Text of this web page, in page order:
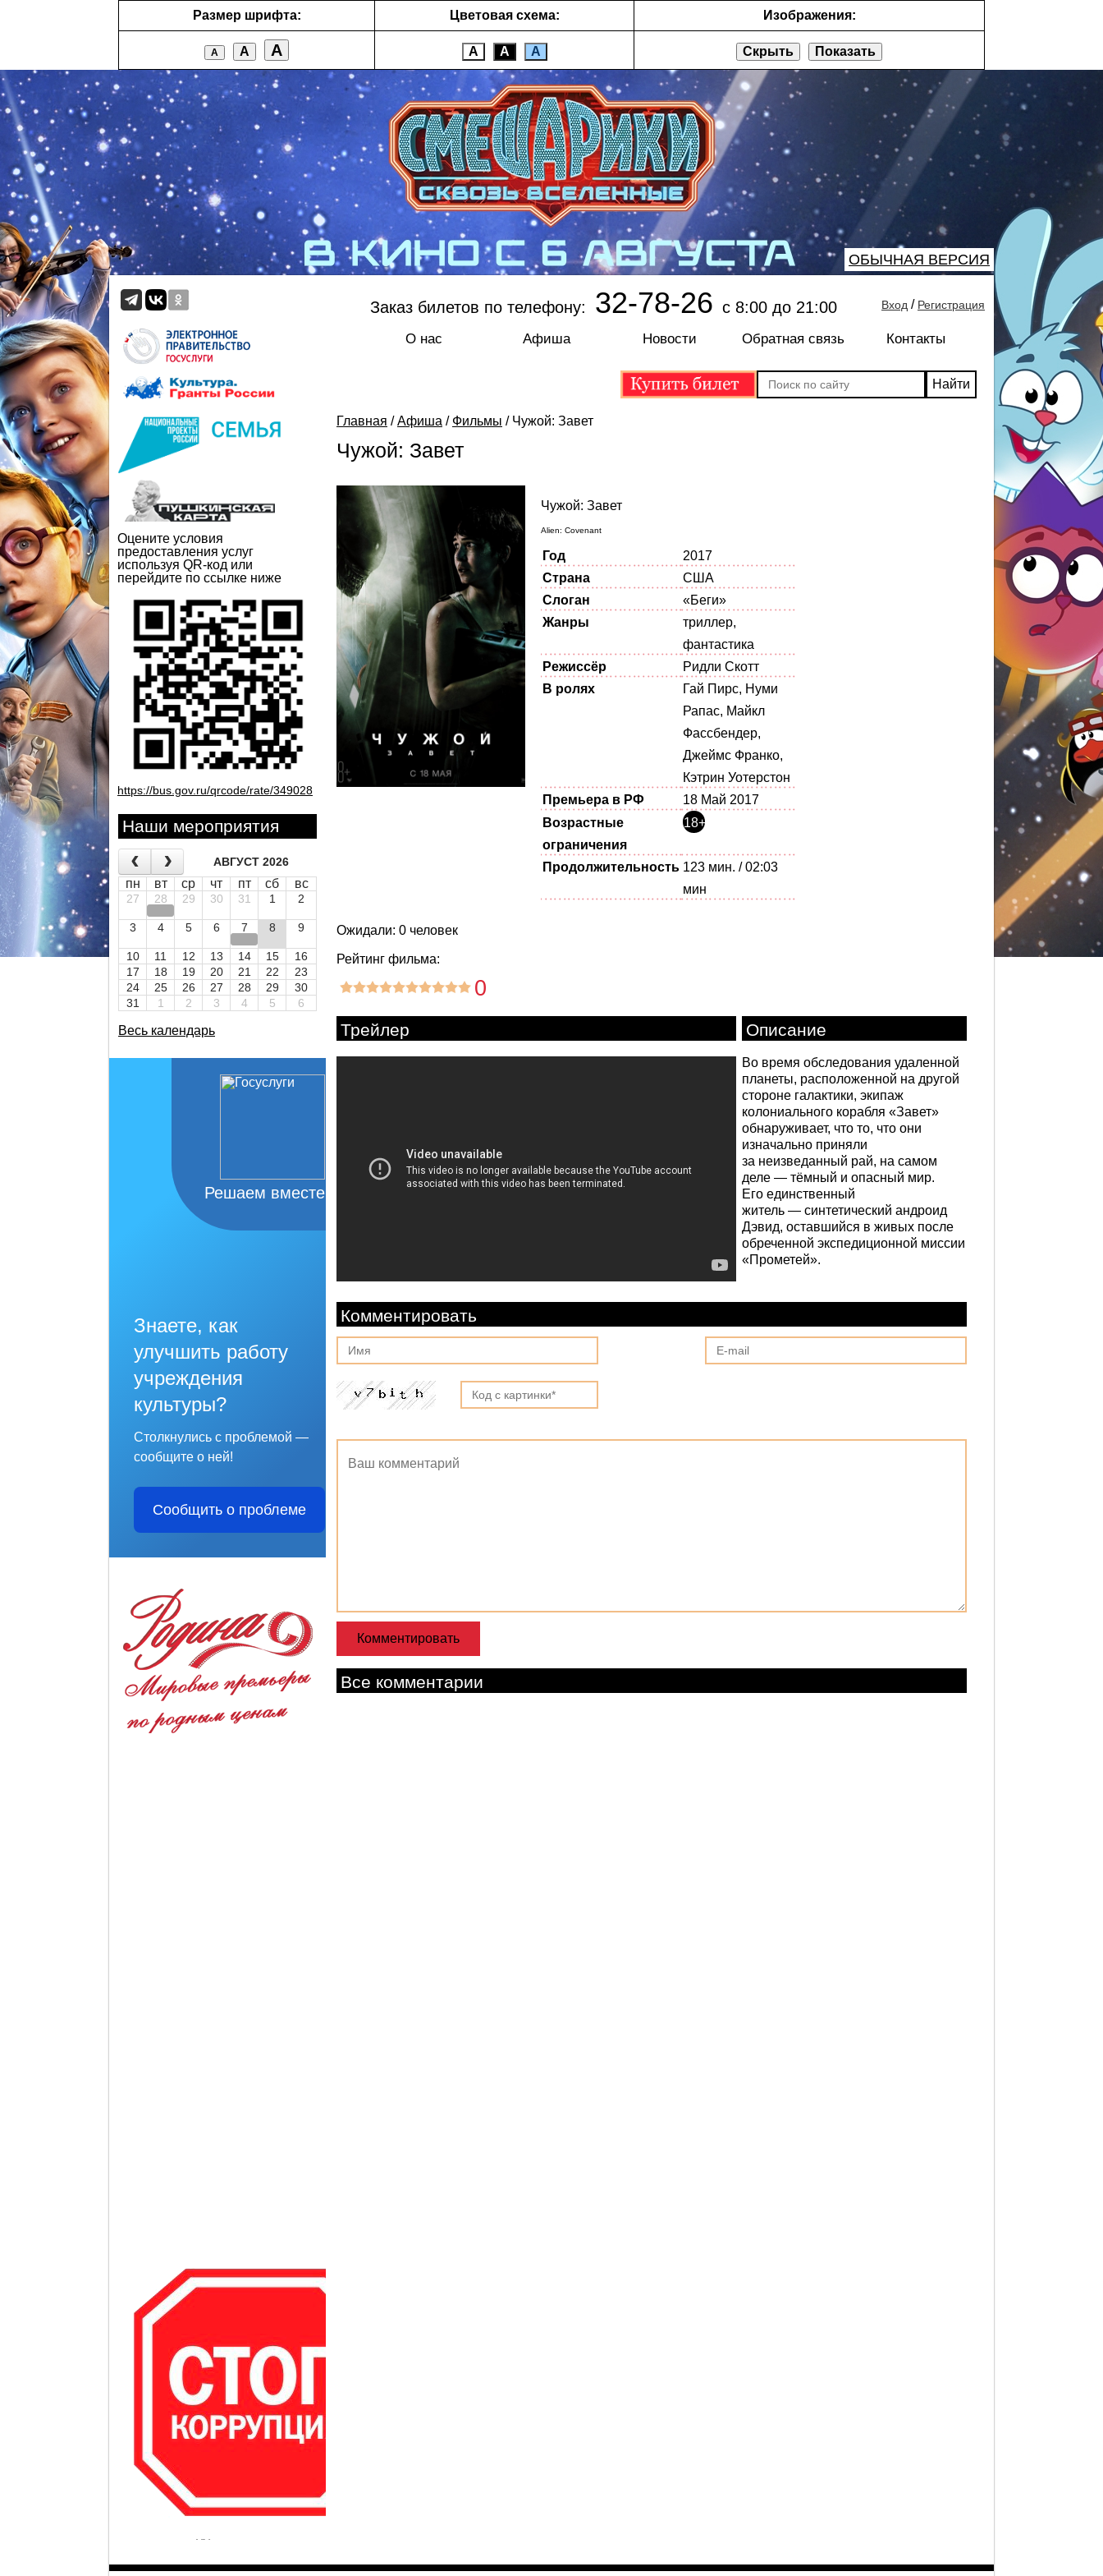
Размер шрифта: Цветовая схема: Изображения:
А А А А А А Скрыть Показать
ОБЫЧНАЯ ВЕРСИЯ
Оцените условия
предоставления услуг
используя QR-код или
перейдите по ссылке ниже
https://bus.gov.ru/qrcode/rate/349028
Наши мероприятия
АВГУСТ 2026
пн вт ср чт пт сб вс
27 28 29 30 31 1 2
3 4 5 6 7 8 9
10 11 12 13 14 15
16
17
18 19 20 21 22
23
24
25 26 27 28 29
30
31
1 2 3 4 5 6
Весь календарь
Решаем вместе
Знаете, как
улучшить работу
учреждения
культуры?
Столкнулись с проблемой —
сообщите о ней!
Сообщить о проблеме
Заказ билетов по телефону: 32-78-26 с 8:00 до 21:00 Вход / Регистрация
О нас Афиша Новости Обратная связь Контакты
Главная / Афиша / Фильмы / Чужой: Завет
Чужой: Завет
Чужой: Завет
Alien: Covenant
Год
2017
Страна
США
Слоган
«Беги»
Жанры
триллер,
фантастика
Режиссёр
Ридли Скотт
В ролях
Гай Пирс, Нуми
Рапас, Майкл
Фассбендер,
Джеймс Франко,
Кэтрин Уотерстон
Премьера в РФ
18 Май 2017
Возрастные
ограничения
18+
Продолжительность 123 мин. / 02:03
мин
Ожидали: 0 человек
Рейтинг фильма:
0
Трейлер Описание
Во время обследования удаленной
планеты, расположенной на другой
стороне галактики, экипаж
колониального корабля «Завет»
обнаруживает, что то, что они
изначально приняли
за неизведанный рай, на самом
деле — тёмный и опасный мир.
Его единственный
житель — синтетический андроид
Дэвид, оставшийся в живых после
обреченной экспедиционной миссии
«Прометей».
Комментировать
Все комментарии